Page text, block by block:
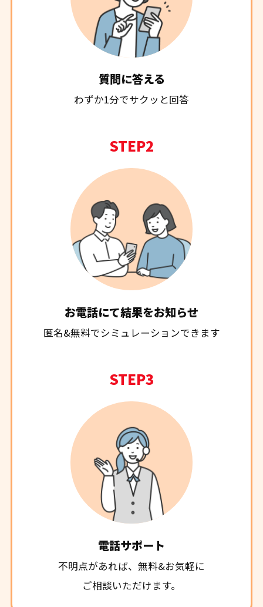
質問に答える
わずか1分でサクッと回答
STEP2
お電話にて結果をお知らせ
匿名&無料でシミュレーションできます
STEP3
電話サポート
不明点があれば、無料&お気軽に
ご相談いただけます。